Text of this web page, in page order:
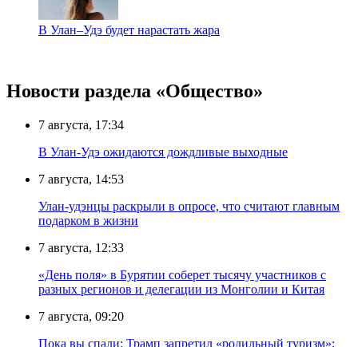
В Улан–Удэ будет нарастать жара
Новости раздела «Общество»
7 августа, 17:34
В Улан-Удэ ожидаются дождливые выходные
7 августа, 14:53
Улан-удэнцы раскрыли в опросе, что считают главным
подарком в жизни
7 августа, 12:33
«День поля» в Бурятии соберет тысячу участников с
разных регионов и делегации из Монголии и Китая
7 августа, 09:20
Пока вы спали: Трамп запретил «родильный туризм»;